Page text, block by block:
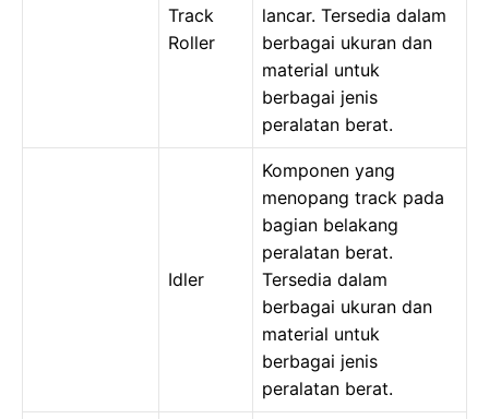
Track
Roller
lancar. Tersedia dalam
berbagai ukuran dan
material untuk
berbagai jenis
peralatan berat.
Idler
Komponen yang
menopang track pada
bagian belakang
peralatan berat.
Tersedia dalam
berbagai ukuran dan
material untuk
berbagai jenis
peralatan berat.